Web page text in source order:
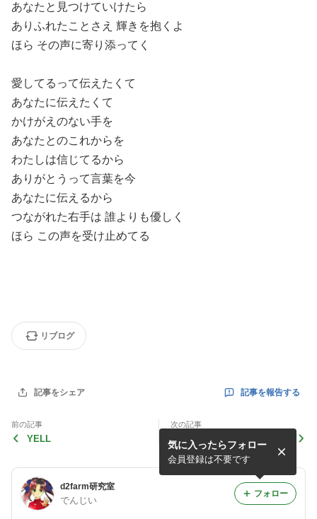
あなたと見つけていけたら
ありふれたことさえ 輝きを抱くよ
ほら その声に寄り添ってく
愛してるって伝えたくて
あなたに伝えたくて
かけがえのない手を
あなたとのこれからを
わたしは信じてるから
ありがとうって言葉を今
あなたに伝えるから
つながれた右手は 誰よりも優しく
ほら この声を受け止めてる
リブログ
記事をシェア 記事を報告する
前の記事
YELL
次の記事
PHANTOM MINDS
d2farm研究室
でんじい
気に入ったらフォロー
会員登録は不要です
フォロー